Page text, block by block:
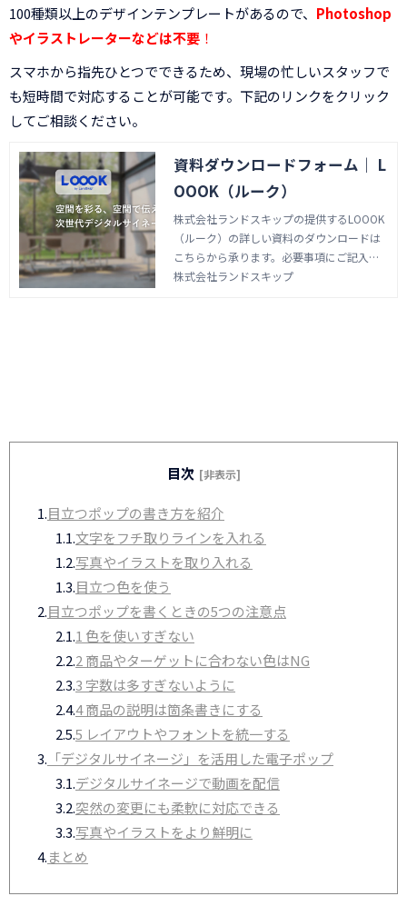
100種類以上のデザインテンプレートがあるので、 Photoshop
やイラストレーターなどは不要 ！
スマホから指先ひとつでできるため、現場の忙しいスタッフで
も短時間で対応することが可能です。下記のリンクをクリック
してご相談ください。
資料ダウンロードフォーム｜ L
OOOK（ルーク）
株式会社ランドスキップの提供するLOOOK
（ルーク）の詳しい資料のダウンロードは
こちらから承ります。必要事項にご記入の
うえ送信ボタンを押してください。電子メ
株式会社ランドスキップ
目次 [非表示]
1.目立つポップの書き方を紹介
1.1.文字をフチ取りラインを入れる
1.2.写真やイラストを取り入れる
1.3.目立つ色を使う
2.目立つポップを書くときの5つの注意点
2.1.1 色を使いすぎない
2.2.2 商品やターゲットに合わない色はNG
2.3.3 字数は多すぎないように
2.4.4 商品の説明は箇条書きにする
2.5.5 レイアウトやフォントを統一する
3. 「デジタルサイネージ」を活用した電子ポップ
3.1.デジタルサイネージで動画を配信
3.2.突然の変更にも柔軟に対応できる
3.3.写真やイラストをより鮮明に
4.まとめ